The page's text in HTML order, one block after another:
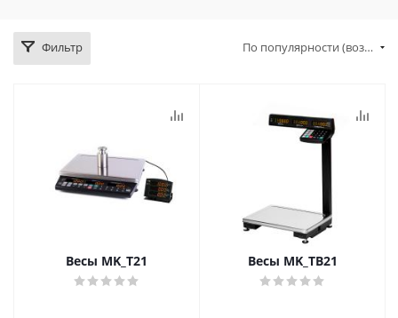
Фильтр По популярности (возрастание)
Весы MK_Т21 Весы MK_ТВ21